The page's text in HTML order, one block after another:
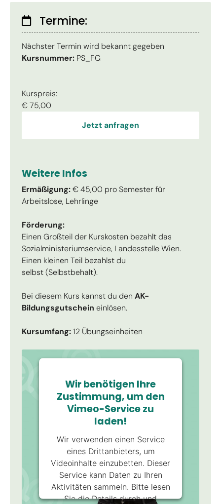
Termine:
Nächster Termin wird bekannt gegeben
Kursnummer: PS_FG
Kurspreis:
€ 75,00
Jetzt anfragen
Weitere Infos
Ermäßigung:€ 45,00 pro Semester für
Arbeitslose, Lehrlinge
Förderung:
Einen Großteil der Kurskosten bezahlt das
Sozialministeriumservice, Landesstelle Wien.
Einen kleinen Teil bezahlst du
selbst (Selbstbehalt).
Bei diesem Kurs kannst du den AK-
Bildungsgutschein einlösen.
Kursumfang:12 Übungseinheiten
Wir benötigen Ihre
Zustimmung, um den
Vimeo-Service zu
laden!
Wir verwenden einen Service
eines Drittanbieters, um
Videoinhalte einzubetten. Dieser
Service kann Daten zu Ihren
Aktivitäten sammeln. Bitte lesen
Sie die Details durch und